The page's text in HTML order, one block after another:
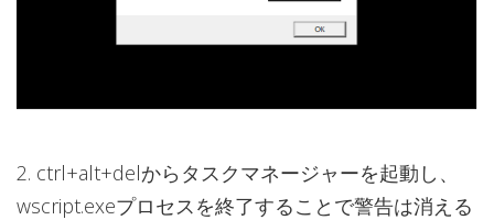
2. ctrl+alt+delからタスクマネージャーを起動し、
wscript.exeプロセスを終了することで警告は消える